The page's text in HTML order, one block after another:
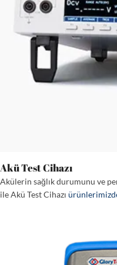
Akü Test Cihazı
Akülerin sağlık durumunu ve
ile Akü Test Cihazı